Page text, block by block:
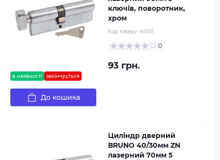
в наявності закінчується
ключів, поворотник,
хром
Код товару: 41001
0
93 грн.
До кошика
Циліндр дверний
ВRUNO 40/30мм ZN
лазерний 70мм 5